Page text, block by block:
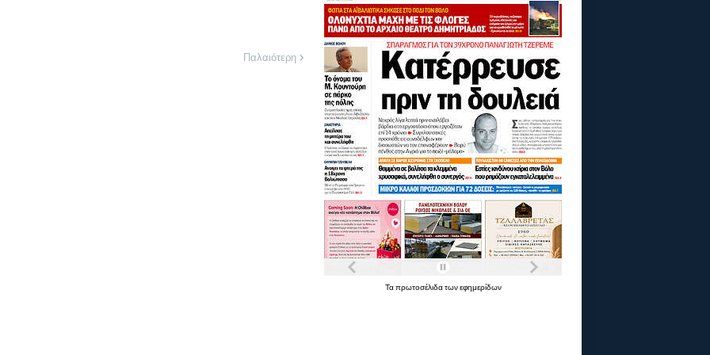
Παλαιότερη
Ταπρωτοσέλιδατωνεφημερίδων